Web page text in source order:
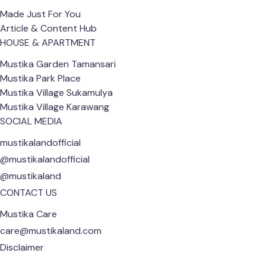
Made Just For You
Article & Content Hub
HOUSE & APARTMENT
Mustika Garden Tamansari
Mustika Park Place
Mustika Village Sukamulya
Mustika Village Karawang
SOCIAL MEDIA
mustikalandofficial
@mustikalandofficial
@mustikaland
CONTACT US
Mustika Care
care@mustikaland.com
Disclaimer